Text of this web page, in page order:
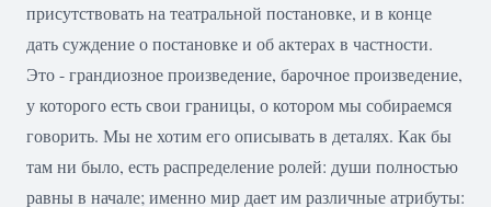
присутствовать на театральной постановке, и в конце
дать суждение о постановке и об актерах в частности.
Это - грандиозное произведение, барочное произведение,
у которого есть свои границы, о котором мы собираемся
говорить. Мы не хотим его описывать в деталях. Как бы
там ни было, есть распределение ролей: души полностью
равны в начале; именно мир дает им различные атрибуты: